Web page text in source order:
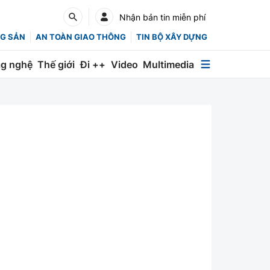
Nhận bản tin miễn phí
SẢN AN TOÀN GIAO THÔNG TIN BỘ XÂY DỰNG
nghệ Thế giới Đi ++ Video Multimedia